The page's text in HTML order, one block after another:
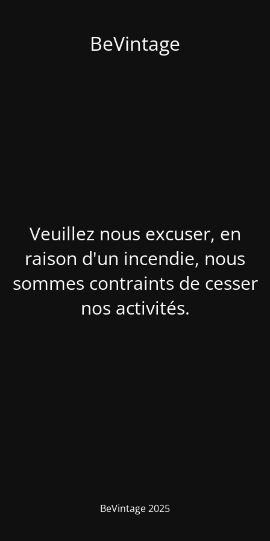
BeVintage
Veuillez nous excuser, en
raison d'un incendie, nous
sommes contraints de cesser
nos activités.
BeVintage 2025